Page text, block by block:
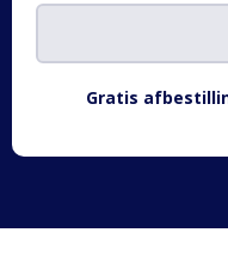
Gratis